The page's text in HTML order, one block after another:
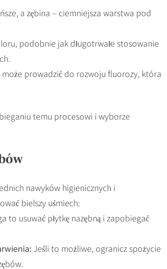
a zębina – ciemniejsza warstwa pod
podobnie jak długotrwałe stosowanie
prowadzić do rozwoju fluorozy, która
temu procesowi i wyborze
nawyków higienicznych i
bielszy uśmiech:
to usuwać płytkę nazębną i zapobiegać
Jeśli to możliwe, ogranicz spożycie